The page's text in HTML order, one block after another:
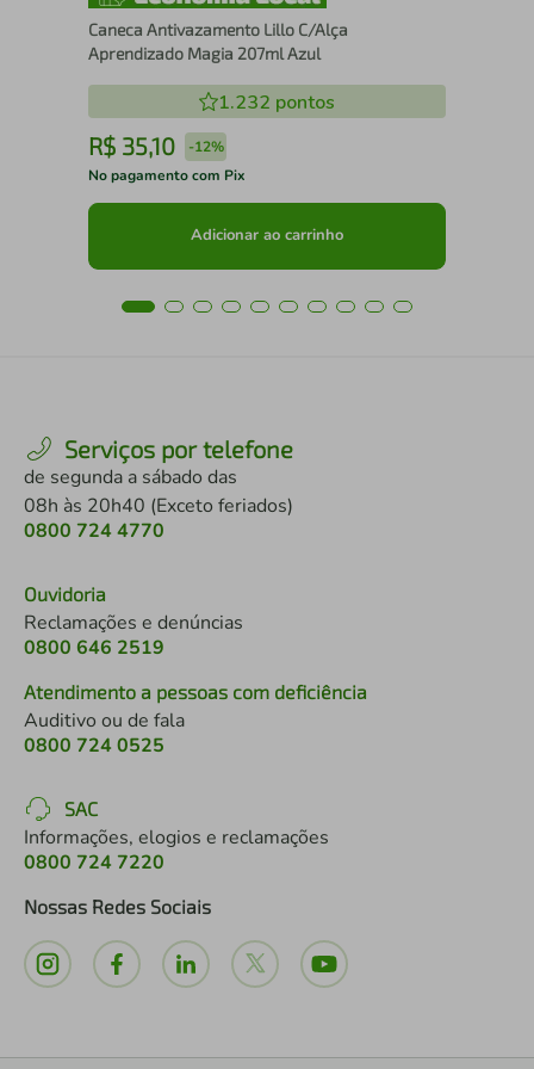
Caneca Antivazamento Lillo C/Alça
Aprendizado Magia 207ml Azul
1.232 pontos
R$ 35,10 -12%
No pagamento com Pix
Adicionar ao carrinho
Serviços por telefone
de segunda a sábado das
08h às 20h40 (Exceto feriados)
0800 724 4770
Ouvidoria
Reclamações e denúncias
0800 646 2519
Atendimento a pessoas com deficiência
Auditivo ou de fala
0800 724 0525
SAC
Informações, elogios e reclamações
0800 724 7220
Nossas Redes Sociais